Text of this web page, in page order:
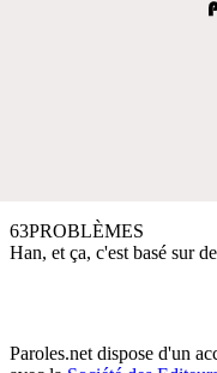
63PROBLÈMES
Han, et ça, c'est basé sur
Paroles.net dispose d'un